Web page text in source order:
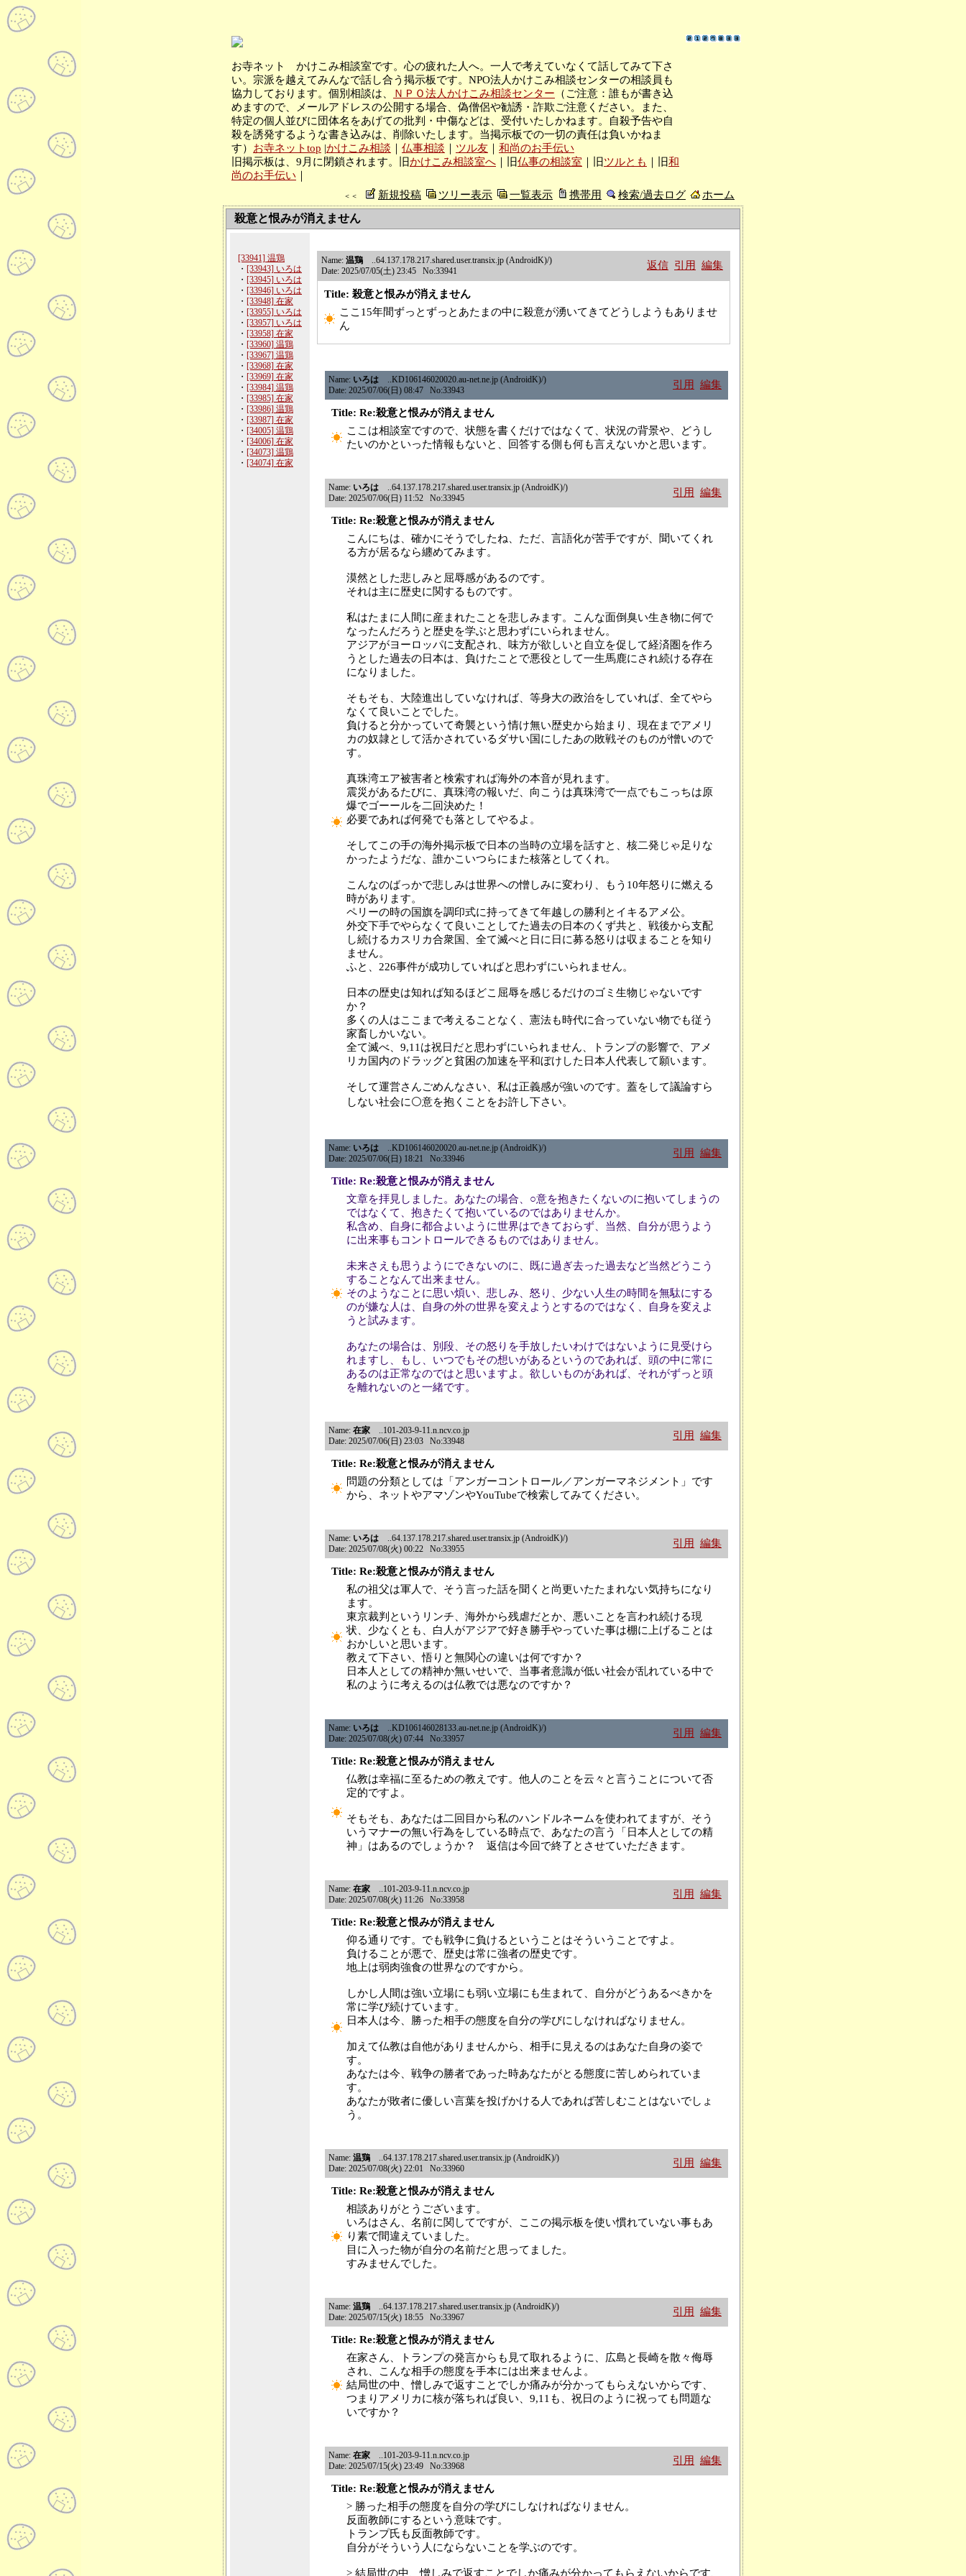
お寺ネット かけこみ相談室です。心の疲れた人へ。一人で考えていなくて話してみて下さ
い。宗派を越えてみんなで話し合う掲示板です。NPO法人かけこみ相談センターの相談員も
協力しております。個別相談は、
ＮＰＯ法人かけこみ相談センター （ご注意：誰もが書き込
めますので、メールアドレスの公開する場合、偽僧侶や勧誘・詐欺ご注意ください。また、
特定の個人並びに団体名をあげての批判・中傷などは、受付いたしかねます。自殺予告や自
殺を誘発するような書き込みは、削除いたします。当掲示板での一切の責任は負いかねま
す） お寺ネットtop |かけこみ相談 仏事相談 ツル友
和尚のお手伝い
旧掲示板は、9月に閉鎖されます。旧かけこみ相談室へ ｜旧仏事の相談室 ｜旧ツルとも ｜旧和
尚のお手伝い
＜＜ 新規投稿 ツリー表示 一覧表示 携帯用 検索/過去ログ ホーム
殺意と恨みが消えません
[33941] 温鶏
・ [33943] いろは
・ [33945] いろは
・ [33946] いろは
・ [33948] 在家
・ [33955] いろは
・ [33957] いろは
・ [33958] 在家
・ [33960] 温鶏
・ [33967] 温鶏
・ [33968] 在家
・ [33969] 在家
・ [33984] 温鶏
・ [33985] 在家
・ [33986] 温鶏
・ [33987] 在家
・ [34005] 温鶏
・ [34006] 在家
・ [34073] 温鶏
・ [34074] 在家
Name: 温鶏 ..64.137.178.217.shared.user.transix.jp (AndroidK)/)
Date: 2025/07/05(土) 23:45 No:33941
返信 引用 編集
Title: 殺意と恨みが消えません
ここ15年間ずっとずっとあたまの中に殺意が湧いてきてどうしようもありませ
ん
Name: いろは ..KD106146020020.au-net.ne.jp (AndroidK)/)
Date: 2025/07/06(日) 08:47 No:33943
引用 編集
Title: Re:殺意と恨みが消えません
ここは相談室ですので、状態を書くだけではなくて、状況の背景や、どうし
たいのかといった情報もないと、回答する側も何も言えないかと思います。
Name: いろは ..64.137.178.217.shared.user.transix.jp (AndroidK)/)
Date: 2025/07/06(日) 11:52 No:33945
引用 編集
Title: Re:殺意と恨みが消えません
こんにちは、確かにそうでしたね、ただ、言語化が苦手ですが、聞いてくれ
る方が居るなら纏めてみます。
漠然とした悲しみと屈辱感があるのです。
それは主に歴史に関するものです。
私はたまに人間に産まれたことを悲しみます。こんな面倒臭い生き物に何で
なったんだろうと歴史を学ぶと思わずにいられません。
アジアがヨーロッパに支配され、味方が欲しいと自立を促して経済圏を作ろ
うとした過去の日本は、負けたことで悪役として一生馬鹿にされ続ける存在
になりました。
そもそも、大陸進出していなければ、等身大の政治をしていれば、全てやら
なくて良いことでした。
負けると分かっていて奇襲という情け無い歴史から始まり、現在までアメリ
カの奴隷として活かされているダサい国にしたあの敗戦そのものが憎いので
す。
真珠湾エア被害者と検索すれば海外の本音が見れます。
震災があるたびに、真珠湾の報いだ、向こうは真珠湾で一点でもこっちは原
爆でゴーールを二回決めた！
必要であれば何発でも落としてやるよ。
そしてこの手の海外掲示板で日本の当時の立場を話すと、核二発じゃ足りな
かったようだな、誰かこいつらにまた核落としてくれ。
こんなのばっかで悲しみは世界への憎しみに変わり、もう10年怒りに燃える
時があります。
ペリーの時の国旗を調印式に持ってきて年越しの勝利とイキるアメ公。
外交下手でやらなくて良いことしてた過去の日本のくず共と、戦後から支配
し続けるカスリカ合衆国、全て滅べと日に日に募る怒りは収まることを知り
ません。
ふと、226事件が成功していればと思わずにいられません。
日本の歴史は知れば知るほどこ屈辱を感じるだけのゴミ生物じゃないです
か？
多くの人はここまで考えることなく、憲法も時代に合っていない物でも従う
家畜しかいない。
全て滅べ、9,11は祝日だと思わずにいられません、トランプの影響で、アメ
リカ国内のドラッグと貧困の加速を平和ぼけした日本人代表して願います。
そして運営さんごめんなさい、私は正義感が強いのです。蓋をして議論すら
しない社会に⚪意を抱くことをお許し下さい。
Name: いろは ..KD106146020020.au-net.ne.jp (AndroidK)/)
Date: 2025/07/06(日) 18:21 No:33946
引用 編集
Title: Re:殺意と恨みが消えません
文章を拝見しました。あなたの場合、○意を抱きたくないのに抱いてしまうの
ではなくて、抱きたくて抱いているのではありませんか。
私含め、自身に都合よいように世界はできておらず、当然、自分が思うよう
に出来事もコントロールできるものではありません。
未来さえも思うようにできないのに、既に過ぎ去った過去など当然どうこう
することなんて出来ません。
そのようなことに思い煩い、悲しみ、怒り、少ない人生の時間を無駄にする
のが嫌な人は、自身の外の世界を変えようとするのではなく、自身を変えよ
うと試みます。
あなたの場合は、別段、その怒りを手放したいわけではないように見受けら
れますし、もし、いつでもその想いがあるというのであれば、頭の中に常に
あるのは正常なのではと思いますよ。欲しいものがあれば、それがずっと頭
を離れないのと一緒です。
Name: 在家 ..101-203-9-11.n.ncv.co.jp
Date: 2025/07/06(日) 23:03 No:33948
引用 編集
Title: Re:殺意と恨みが消えません
問題の分類としては「アンガーコントロール／アンガーマネジメント」です
から、ネットやアマゾンやYouTubeで検索してみてください。
Name: いろは ..64.137.178.217.shared.user.transix.jp (AndroidK)/)
Date: 2025/07/08(火) 00:22 No:33955
引用 編集
Title: Re:殺意と恨みが消えません
私の祖父は軍人で、そう言った話を聞くと尚更いたたまれない気持ちになり
ます。
東京裁判というリンチ、海外から残虐だとか、悪いことを言われ続ける現
状、少なくとも、白人がアジアで好き勝手やっていた事は棚に上げることは
おかしいと思います。
教えて下さい、悟りと無関心の違いは何ですか？
日本人としての精神か無いせいで、当事者意識が低い社会が乱れている中で
私のように考えるのは仏教では悪なのですか？
Name: いろは ..KD106146028133.au-net.ne.jp (AndroidK)/)
Date: 2025/07/08(火) 07:44 No:33957
引用 編集
Title: Re:殺意と恨みが消えません
仏教は幸福に至るための教えです。他人のことを云々と言うことについて否
定的ですよ。
そもそも、あなたは二回目から私のハンドルネームを使われてますが、そう
いうマナーの無い行為をしている時点で、あなたの言う「日本人としての精
神」はあるのでしょうか？ 返信は今回で終了とさせていただきます。
Name: 在家 ..101-203-9-11.n.ncv.co.jp
Date: 2025/07/08(火) 11:26 No:33958
引用 編集
Title: Re:殺意と恨みが消えません
仰る通りです。でも戦争に負けるということはそういうことですよ。
負けることが悪で、歴史は常に強者の歴史です。
地上は弱肉強食の世界なのですから。
しかし人間は強い立場にも弱い立場にも生まれて、自分がどうあるべきかを
常に学び続けています。
日本人は今、勝った相手の態度を自分の学びにしなければなりません。
加えて仏教は自他がありませんから、相手に見えるのはあなた自身の姿で
す。
あなたは今、戦争の勝者であった時あなたがとる態度に苦しめられていま
す。
あなたが敗者に優しい言葉を投げかける人であれば苦しむことはないでしょ
う。
Name: 温鶏 ..64.137.178.217.shared.user.transix.jp (AndroidK)/)
Date: 2025/07/08(火) 22:01 No:33960
引用 編集
Title: Re:殺意と恨みが消えません
相談ありがとうございます。
いろはさん、名前に関してですが、ここの掲示板を使い慣れていない事もあ
り素で間違えていました。
目に入った物が自分の名前だと思ってました。
すみませんでした。
Name: 温鶏 ..64.137.178.217.shared.user.transix.jp (AndroidK)/)
Date: 2025/07/15(火) 18:55 No:33967
引用 編集
Title: Re:殺意と恨みが消えません
在家さん、トランプの発言からも見て取れるように、広島と長崎を散々侮辱
され、こんな相手の態度を手本には出来ませんよ。
結局世の中、憎しみで返すことでしか痛みが分かってもらえないからです、
つまりアメリカに核が落ちれば良い、9,11も、祝日のように祝っても問題な
いですか？
Name: 在家 ..101-203-9-11.n.ncv.co.jp
Date: 2025/07/15(火) 23:49 No:33968
引用 編集
Title: Re:殺意と恨みが消えません
> 勝った相手の態度を自分の学びにしなければなりません。
反面教師にするという意味です。
トランプ氏も反面教師です。
自分がそういう人にならないことを学ぶのです。
> 結局世の中、憎しみで返すことでしか痛みが分かってもらえないからです、